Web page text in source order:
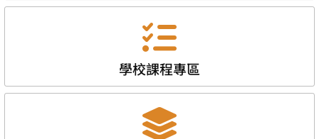
學校課程專區